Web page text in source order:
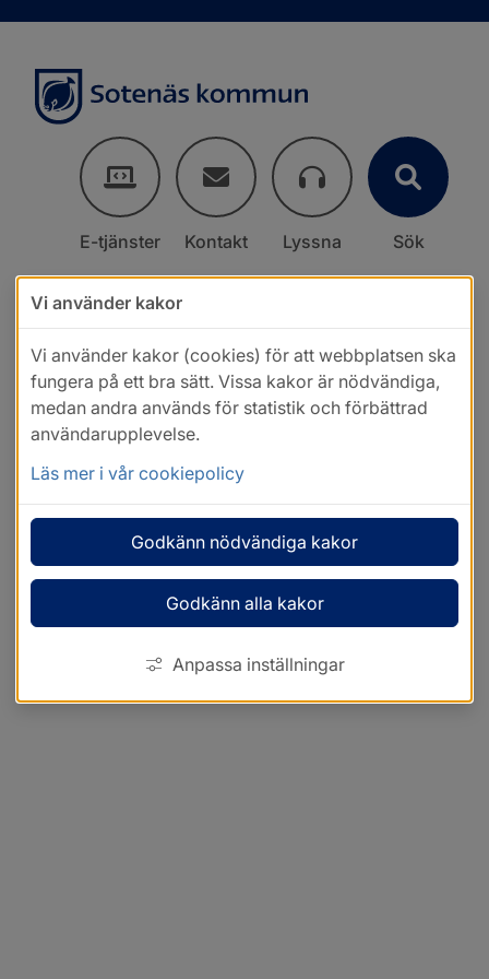
E-tjänster Kontakt Lyssna Sök
Vi använder kakor
Vi använder kakor (cookies) för att webbplatsen ska
fungera på ett bra sätt. Vissa kakor är nödvändiga,
medan andra används för statistik och förbättrad
användarupplevelse.
Läs mer i vår cookiepolicy
Godkänn nödvändiga kakor
Godkänn alla kakor
Anpassa inställningar